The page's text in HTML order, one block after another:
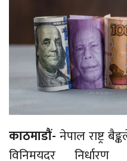
काठमाडौं- नेपाल राष्ट्र
विनिमयदर